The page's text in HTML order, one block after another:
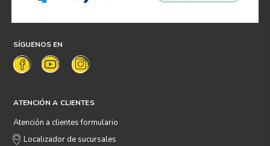
SÍGUENOS EN
ATENCIÓN A CLIENTES
Atención a clientes formulario
Localizador de sucursales